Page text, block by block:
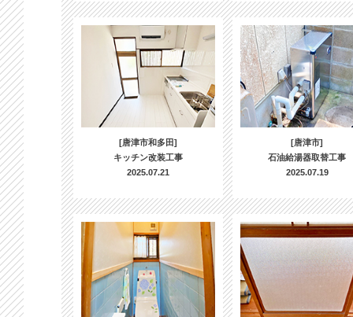
[唐津市和多田]
キッチン改装工事
2025.07.21
[唐津市]
石油給湯器取替工事
2025.07.19